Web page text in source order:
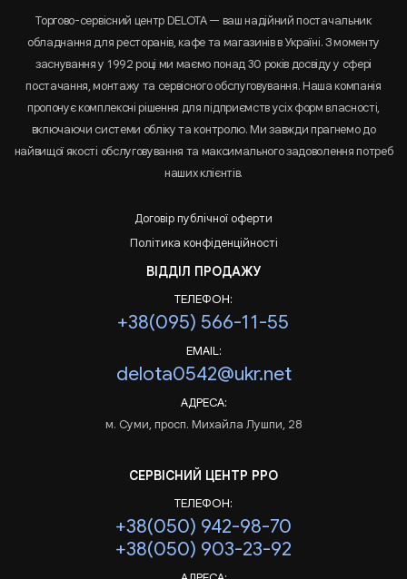
Торгово-сервісний центр DELOTA — ваш надійний постачальник
обладнання для ресторанів, кафе та магазинів в Україні. З моменту
заснування у 1992 році ми маємо понад 30 років досвіду у сфері
постачання, монтажу та сервісного обслуговування. Наша компанія
пропонує комплексні рішення для підприємств усіх форм власності,
включаючи системи обліку та контролю. Ми завжди прагнемо до
найвищої якості обслуговування та максимального задоволення потреб
наших клієнтів.
Договір публічної оферти
Політика конфіденційності
ВІДДІЛ ПРОДАЖУ
ТЕЛЕФОН:
+38(095) 566-11-55
EMAIL:
delota0542@ukr.net
АДРЕСА:
м. Суми, просп. Михайла Лушпи, 28
СЕРВІСНИЙ ЦЕНТР РРО
ТЕЛЕФОН:
+38(050) 942-98-70
+38(050) 903-23-92